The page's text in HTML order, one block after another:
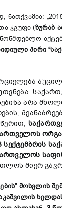
ჯგუფი (ზურაბ
პირი “
არა
სექტემბრის
მიერ
მოსვლის